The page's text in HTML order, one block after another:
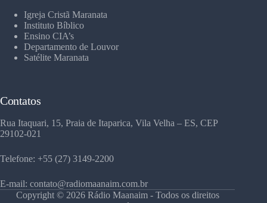
Igreja Cristã Maranata
Instituto Bíblico
Ensino CIA’s
Departamento de Louvor
Satélite Maranata
Contatos
Rua Itaquari, 15, Praia de Itaparica, Vila Velha – ES, CEP
29102-021
Telefone: +55 (27) 3149-2200
E-mail: contato@radiomaanaim.com.br
Copyright © 2026 Rádio Maanaim - Todos os direitos